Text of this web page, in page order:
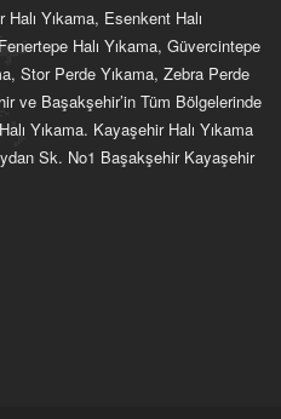
Yıkama, Esenkent Halı
Halı Yıkama, Güvercintepe
Stor Perde Yıkama, Zebra Perde
ve Başakşehir’in Tüm Bölgelerinde
Yıkama. Kayaşehir Halı Yıkama
Sk. No1 Başakşehir Kayaşehir